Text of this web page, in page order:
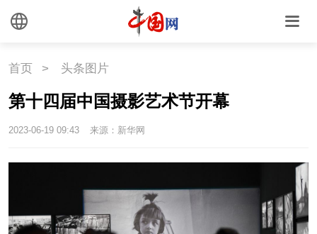
国情
国情
海洋 草原
联盟
首页 > 头条图片
第十四届中国摄影艺术节开幕
2023-06-19 09:43 来源：新华网